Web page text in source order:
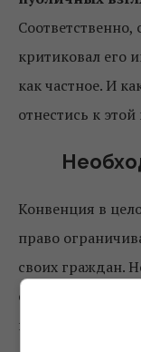
Соответственно,
критиковал его
как частное. И
отнестись к
Конвенция в
право
своих граждан.
случаях, когда
и насущная